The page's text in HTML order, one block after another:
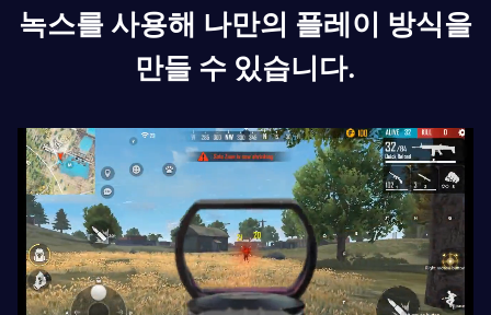
녹스를 사용해 나만의 플레이 방식을
만들 수 있습니다.